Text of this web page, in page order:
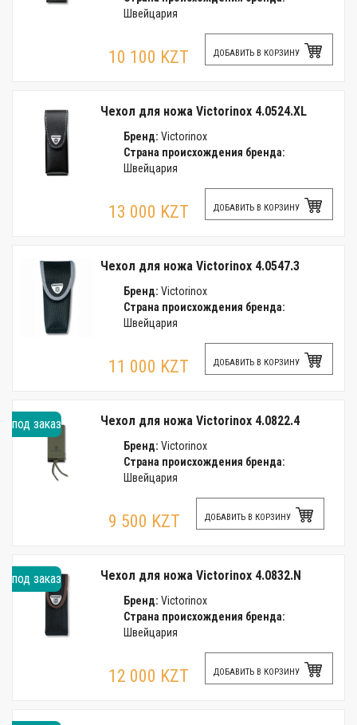
Швейцария
10 100 KZT ДОБАВИТЬ В КОРЗИНУ
Чехол для ножа Victorinox 4.0524.XL
Бренд: Victorinox
Страна происхождения бренда:
Швейцария
13 000 KZT ДОБАВИТЬ В КОРЗИНУ
Чехол для ножа Victorinox 4.0547.3
Бренд: Victorinox
Страна происхождения бренда:
Швейцария
11 000 KZT ДОБАВИТЬ В КОРЗИНУ
под заказ Чехол для ножа Victorinox 4.0822.4
Бренд: Victorinox
Страна происхождения бренда:
Швейцария
9 500 KZT ДОБАВИТЬ В КОРЗИНУ
под заказ Чехол для ножа Victorinox 4.0832.N
Бренд: Victorinox
Страна происхождения бренда:
Швейцария
12 000 KZT ДОБАВИТЬ В КОРЗИНУ